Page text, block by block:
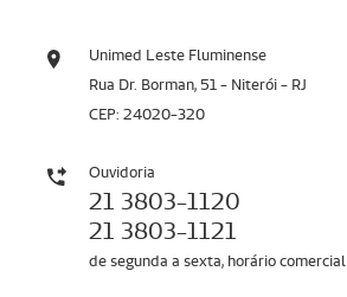
Unimed Leste Fluminense
Rua Dr. Borman, 51 - Niterói - RJ
CEP: 24020-320
Ouvidoria
21 3803-1120
21 3803-1121
de segunda a sexta, horário comercial